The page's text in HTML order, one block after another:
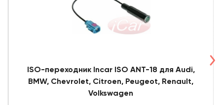
ISO-переходник Incar ISO ANT-18 для Audi,
BMW, Chevrolet, Citroen, Peugeot, Renault,
Volkswagen